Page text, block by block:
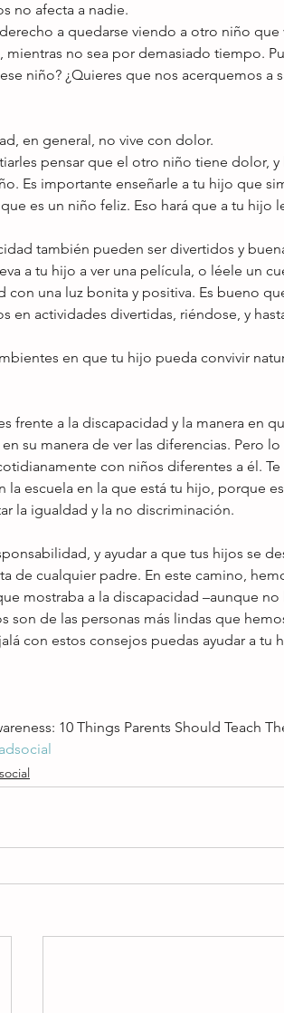
no afecta a nadie.
a quedarse viendo a otro niño
no sea por demasiado tiempo.
niño? ¿Quieres que nos acerquemos a
en general, no vive con dolor.
pensar que el otro niño tiene dolor,
Es importante enseñarle a tu hijo que
es un niño feliz. Eso hará que a tu hijo
también pueden ser divertidos y
a tu hijo a ver una película, o léele un
con una luz bonita y positiva. Es bueno
en actividades divertidas, riéndose, y
en que tu hijo pueda convivir
frente a la discapacidad y la manera en
su manera de ver las diferencias. Pero
con niños diferentes a él.
la escuela en la que está tu hijo, porque
la igualdad y la no discriminación.
y ayudar a que tus hijos se
de cualquier padre. En este camino,
mostraba a la discapacidad –aunque
son de las personas más lindas que
con estos consejos puedas ayudar a tu
10 Things Parents Should Teach